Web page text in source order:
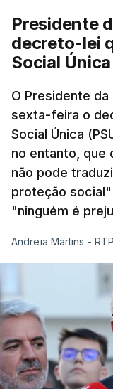
Presidente
decreto-lei
Social Única
O Presidente
sexta-feira o
Social Única
no entanto, que
não pode
proteção
"ninguém é
Andreia Martins - RTP